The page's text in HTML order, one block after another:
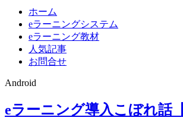
ホーム
eラーニングシステム
eラーニング教材
人気記事
お問合せ
Android
eラーニング導入こぼれ話